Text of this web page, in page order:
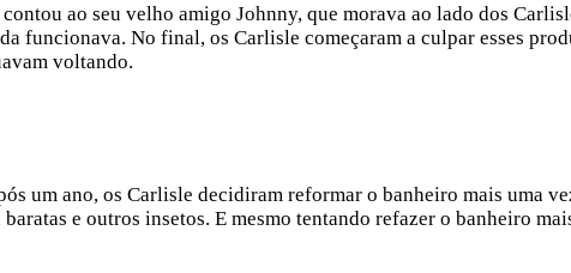
ao seu velho amigo Johnny, que morava ao lado dos
funcionava. No final, os Carlisle começaram a culpar esses
voltando.
um ano, os Carlisle decidiram reformar o banheiro mais uma
e outros insetos. E mesmo tentando refazer o banheiro